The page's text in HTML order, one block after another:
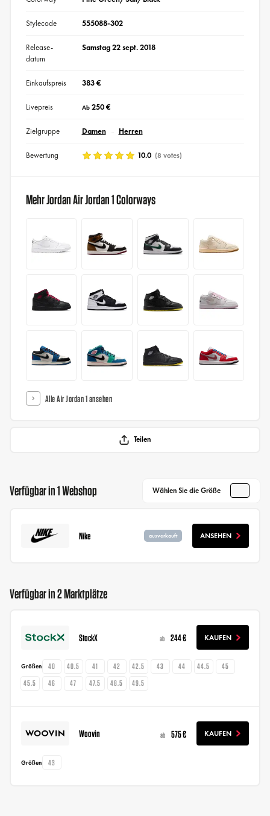
Stylecode 555088-302
Release-
datum
Samstag 22 sept. 2018
Einkaufspreis 383 €
Livepreis Ab250 €
Zielgruppe Damen Herren
Bewertung 10.0 (8 votes)
Mehr Jordan Air Jordan 1 Colorways
Alle Air Jordan 1 ansehen
Teilen
Verfügbar in 1 Webshop Wählen Sie die Größe
Nike ausverkauft ANSEHEN
Verfügbar in 2 Marktplätze
StockX ab 244 € KAUFEN
Größen 40 40.5 41 42 42.5 43 44 44.5
45
45.5
46 47 47.5 48.5 49.5
Woovin ab 575 € KAUFEN
Größen 43